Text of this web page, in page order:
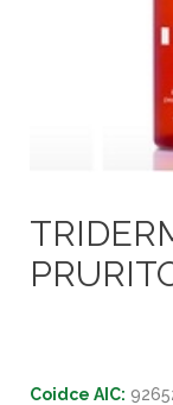
Coidce AIC: